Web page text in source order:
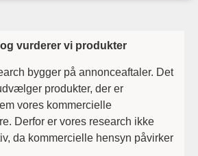
vurderer vi produkter
bygger på annonceaftaler. Det
produkter, der er
vores kommercielle
Derfor er vores research ikke
da kommercielle hensyn påvirker